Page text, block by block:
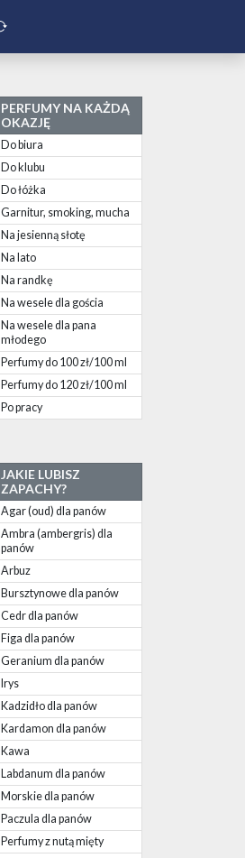
PERFUMY NA KAŻDĄ
OKAZJĘ
Do biura
Do klubu
Do łóżka
Garnitur, smoking, mucha
Na jesienną słotę
Na lato
Na randkę
Na wesele dla gościa
Na wesele dla pana
młodego
Perfumy do 100 zł/100 ml
Perfumy do 120 zł/100 ml
Po pracy
JAKIE LUBISZ
ZAPACHY?
Agar (oud) dla panów
Ambra (ambergris) dla
panów
Arbuz
Bursztynowe dla panów
Cedr dla panów
Figa dla panów
Geranium dla panów
Irys
Kadzidło dla panów
Kardamon dla panów
Kawa
Labdanum dla panów
Morskie dla panów
Paczula dla panów
Perfumy z nutą mięty